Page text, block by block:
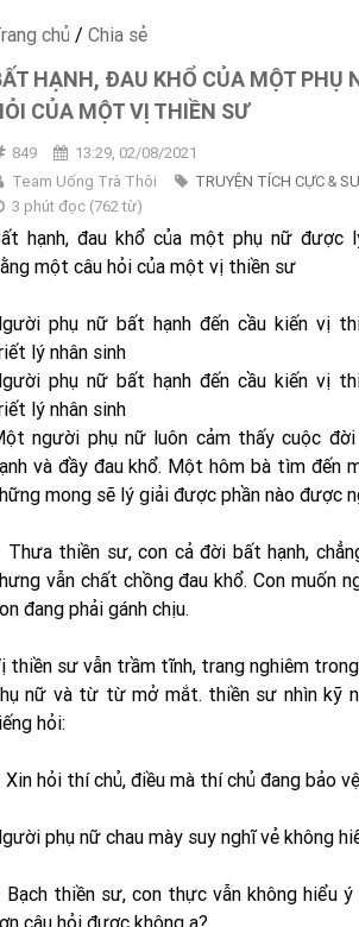
chủ / Chia sẻ
HẠNH, ĐAU KHỔ CỦA MỘT PHỤ
CỦA MỘT VỊ THIỀN SƯ
849
13:29, 02/08/2021
Team Uống Trà Thôi
TRUYỆN TÍCH CỰC &
3 phút đọc(762từ)
hạnh, đau khổ của một phụ nữ được
một câu hỏi của một vị thiền sư
phụ nữ bất hạnh đến cầu kiến vị
lý nhân sinh
phụ nữ bất hạnh đến cầu kiến vị
lý nhân sinh
người phụ nữ luôn cảm thấy cuộc
và đầy đau khổ. Một hôm bà tìm đến
mong sẽ lý giải được phần nào được
Thưa thiền sư, con cả đời bất hạnh,
vẫn chất chồng đau khổ. Con muốn
đang phải gánh chịu.
thiền sư vẫn trầm tĩnh, trang nghiêm
nữ và từ từ mở mắt. thiền sư nhìn kỹ
hỏi:
Xin hỏi thí chủ, điều mà thí chủ đang bảo
phụ nữ chau mày suy nghĩ vẻ không
Bạch thiền sư, con thực vẫn không hiểu
câu hỏi được không ạ?